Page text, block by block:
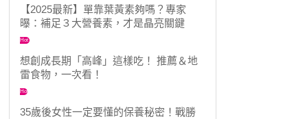
【2025最新】單靠葉黃素夠嗎？專家
曝：補足３大營養素，才是晶亮關鍵
Hot
想創成長期「高峰」這樣吃！ 推薦＆地
雷食物，一次看！
Hot
35歲後女性一定要懂的保養秘密！戰勝